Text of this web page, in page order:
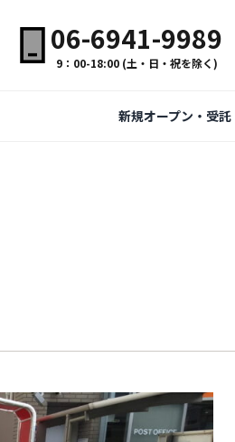
06-6941-9989
9：00-18:00 (土・日・祝を除く)
新規オープン・受託